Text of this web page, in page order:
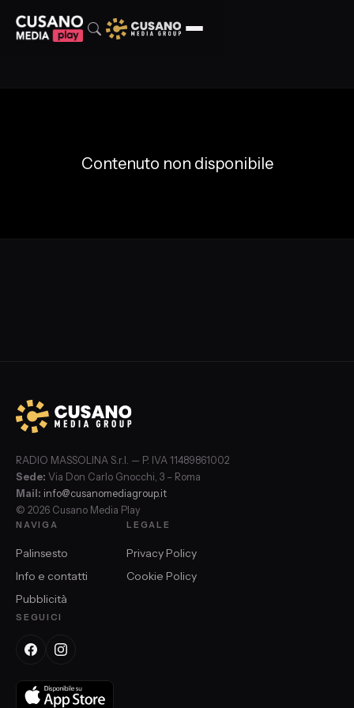
Contenuto non disponibile
RADIO MASSOLINA S.r.l. — P. IVA 11489861002
Sede: Via Don Carlo Gnocchi, 3 – Roma
Mail: info@cusanomediagroup.it
© 2026 Cusano Media Play
NAVIGA
Palinsesto
Info e contatti
Pubblicità
LEGALE
Privacy Policy
Cookie Policy
SEGUICI